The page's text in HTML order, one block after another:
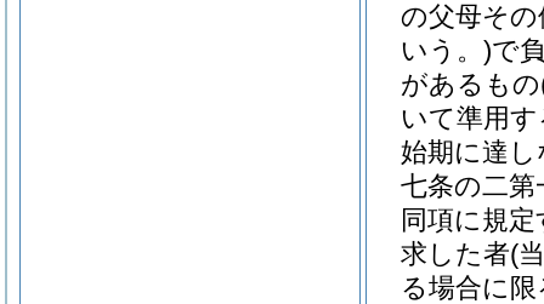
の父母そ
いう。)で
があるもの
いて準用
始期に達
七条の二
同項に規
求した者(
る場合に限